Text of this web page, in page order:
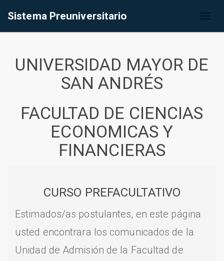
Sistema Preuniversitario
UNIVERSIDAD MAYOR DE
SAN ANDRÉS
FACULTAD DE CIENCIAS
ECONOMICAS Y
FINANCIERAS
CURSO PREFACULTATIVO
Estimados/as postulantes, en este página
usted encontrara los comunicados de la
Unidad de Admisión de la Facultad de